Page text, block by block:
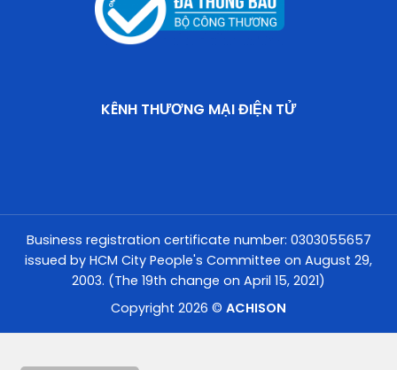
KÊNH THƯƠNG MẠI ĐIỆN TỬ
Business registration certificate number: 0303055657
issued by HCM City People's Committee on August 29,
2003. (The 19th change on April 15, 2021)
Copyright 2026 © ACHISON